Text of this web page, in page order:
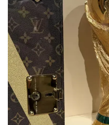
Video
Sản phẩm khác
Tiện ích
Thông tin tòa soạn